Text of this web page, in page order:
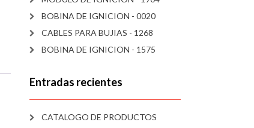
BOBINA DE IGNICION - 0020
CABLES PARA BUJIAS - 1268
BOBINA DE IGNICION - 1575
Entradas recientes
CATALOGO DE PRODUCTOS